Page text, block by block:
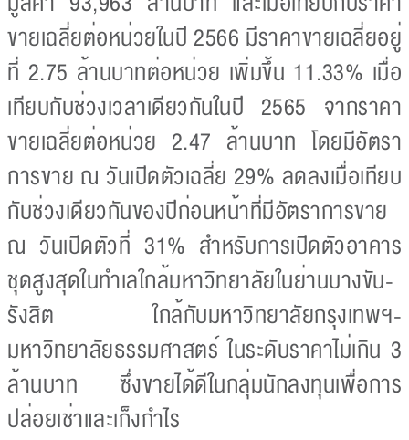
ขายเฉลี่ยต่อหน่วยในปี 2566 มีราคาขายเฉลี่ยอยู่
ที่ 2.75 ล้านบาทต่อหน่วย เพิ่มขึ้น 11.33% เมื่อ
เทียบกับช่วงเวลาเดียวกันในปี 2565 จากราคา
ขายเฉลี่ยต่อหน่วย 2.47 ล้านบาท โดยมีอัตรา
การขาย ณ วันเปิดตัวเฉลี่ย 29% ลดลงเมื่อเทียบ
กับช่วงเดียวกันของปีก่อนหน้าที่มีอัตราการขาย
ณ วันเปิดตัวที่ 31% สำหรับการเปิดตัวอาคาร
ชุดสูงสุดในทำเลใกล้มหาวิทยาลัยในย่านบางขัน-
รังสิต ใกล้กับมหาวิทยาลัยกรุงเทพฯ-
มหาวิทยาลัยธรรมศาสตร์ ในระดับราคาไม่เกิน 3
ล้านบาท ซึ่งขายได้ดีในกลุ่มนักลงทุนเพื่อการ
ปล่อยเช่าและเก็งกำไร